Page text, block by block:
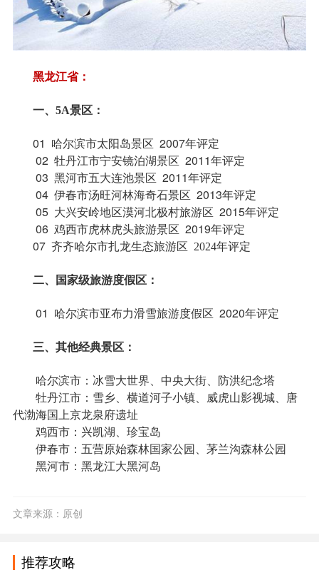
黑龙江省：
一、5A景区：
01 哈尔滨市太阳岛景区 2007年评定
02 牡丹江市宁安镜泊湖景区 2011年评定
03 黑河市五大连池景区 2011年评定
04 伊春市汤旺河林海奇石景区 2013年评定
05 大兴安岭地区漠河北极村旅游区 2015年评定
06 鸡西市虎林虎头旅游景区 2019年评定
07 齐齐哈尔市扎龙生态旅游区 2024年评定
二、 国家级旅游度假区：
01 哈尔滨市亚布力滑雪旅游度假区 2020年评定
三、其他经典景区：
哈尔滨市：冰雪大世界、中央大街、防洪纪念塔
牡丹江市：雪乡、横道河子小镇、威虎山影视城、唐
代渤海国上京龙泉府遗址
鸡西市：兴凯湖、珍宝岛
伊春市：五营原始森林国家公园、茅兰沟森林公园
黑河市：黑龙江大黑河岛
文章来源：原创
推荐攻略